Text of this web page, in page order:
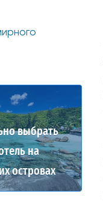
выбрать
на
островах